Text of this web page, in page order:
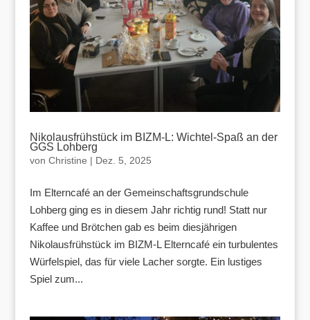
Nikolausfrühstück im BIZM-L: Wichtel-Spaß an der
GGS Lohberg
von Christine | Dez. 5, 2025
Im Elterncafé an der Gemeinschaftsgrundschule
Lohberg ging es in diesem Jahr richtig rund! Statt nur
Kaffee und Brötchen gab es beim diesjährigen
Nikolausfrühstück im BIZM-L Elterncafé ein turbulentes
Würfelspiel, das für viele Lacher sorgte. Ein lustiges
Spiel zum...